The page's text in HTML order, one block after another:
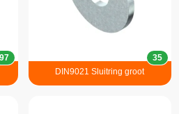
97
DIN9021 Sluitring groot
35